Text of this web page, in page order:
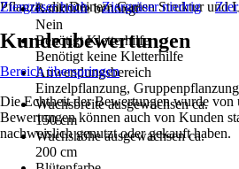
Rankhilfe benötigt
Nein
Benötigt Kletterhilfe
Benötigt keine Kletterhilfe
Anwendungsbereich
Einzelpflanzung,
Wuchsbreite ausgewachsen ca.
150 cm
Wuchshöhe ausgewachsen ca.
200 cm
Pflanze, die Deinem Garten Struktur und
Ziergräser hoch
Ziergräser niedrig
Kundenbewertungen
Bereich überspringen
Die Echtheit der Bewertungen wurde von
Bewertungen können auch von Kunden
nachweislich genutzt oder gekauft haben.